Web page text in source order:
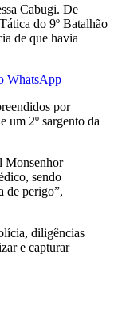
Cabugi. De
do 9º Batalhão
de que havia
WhatsApp
por
um 2º sargento da
Monsenhor
sendo
de perigo”,
diligências
e capturar